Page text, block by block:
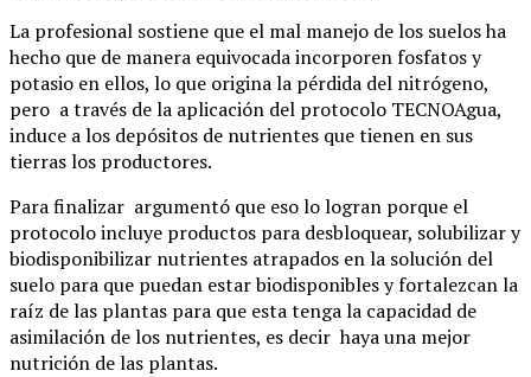
La profesional sostiene que el mal manejo de los suelos ha
hecho que de manera equivocada incorporen fosfatos y
potasio en ellos, lo que origina la pérdida del nitrógeno,
pero a través de la aplicación del protocolo TECNOAgua,
induce a los depósitos de nutrientes que tienen en sus
tierras los productores.
Para finalizar argumentó que eso lo logran porque el
protocolo incluye productos para desbloquear, solubilizar y
biodisponibilizar nutrientes atrapados en la solución del
suelo para que puedan estar biodisponibles y fortalezcan la
raíz de las plantas para que esta tenga la capacidad de
asimilación de los nutrientes, es decir haya una mejor
nutrición de las plantas.